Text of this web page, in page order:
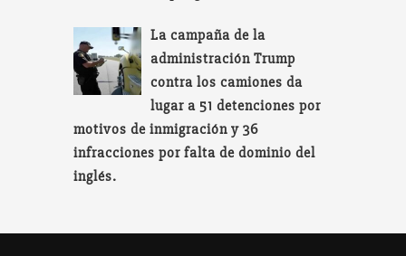
La campaña de la
administración Trump
contra los camiones da
lugar a 51 detenciones por
motivos de inmigración y 36
infracciones por falta de dominio del
inglés.